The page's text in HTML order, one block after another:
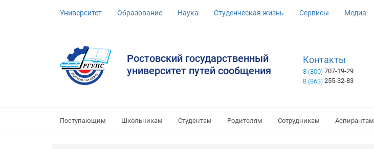
Университет Образование Наука Студенческая жизнь Сервисы Медиа
Ростовский государственный
университет путей сообщения
Контакты
8 (800) 707-19-29
8 (863) 255-32-83
Поступающим Школьникам Студентам Родителям Сотрудникам Аспирантам